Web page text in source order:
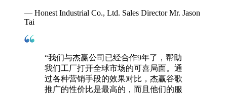
— Honest Industrial Co., Ltd. Sales Director Mr. Jason
Tai
“我们与杰赢公司已经合作9年了，帮助
我们工厂打开全球市场的可喜局面。通
过各种营销手段的效果对比，杰赢谷歌
推广的性价比是最高的，而且他们的服